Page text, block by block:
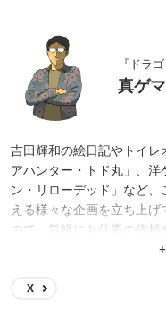
『ドラ
真ゲマ
吉田輝和の絵日記やトイ
アハンター・トド丸」、
ン・リローデッド」など
える様々な企画を立ち上
ので、気軽にお仕事の依
先生が手掛ける4コマ漫画
X